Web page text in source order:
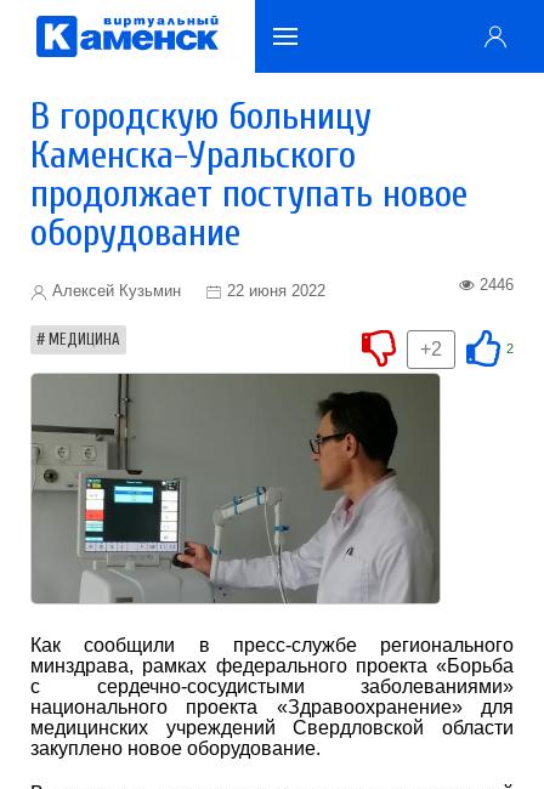
В городскую больницу
Каменска-Уральского
продолжает поступать новое
оборудование
Алексей Кузьмин 22 июня 2022 2446
МЕДИЦИНА 2
+2
Как сообщили в пресс-службе регионального
минздрава, рамках федерального проекта «Борьба
с сердечно-сосудистыми заболеваниями»
национального проекта «Здравоохранение» для
медицинских учреждений Свердловской области
закуплено новое оборудование.